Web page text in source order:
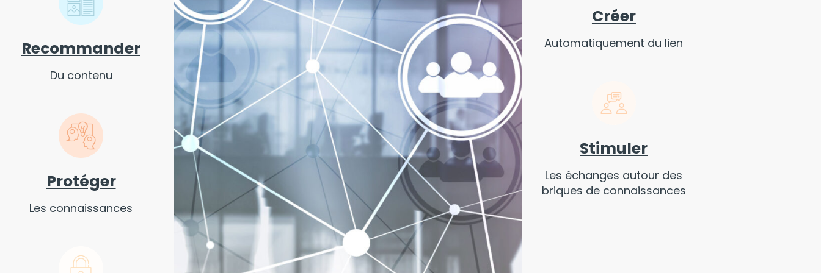
Recommander
Du contenu
Protéger
Les connaissances
Créer
Automatiquement du lien
Stimuler
Les échanges autour des
briques de connaissances